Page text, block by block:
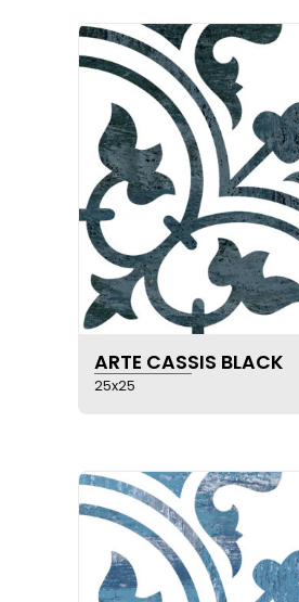
VOIR LA FICHE PRODUIT
ARTE CASSIS BLACK
25x25